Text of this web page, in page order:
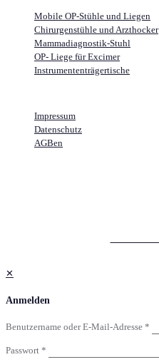
Mobile OP-Stühle und Liegen
Chirurgenstühle und Arzthocker
Mammadiagnostik-Stuhl
OP- Liege für Excimer
Instrumententrägertische
Impressum
Datenschutz
AGBen
✕
Anmelden
Benutzername oder E-Mail-Adresse *
Passwort *